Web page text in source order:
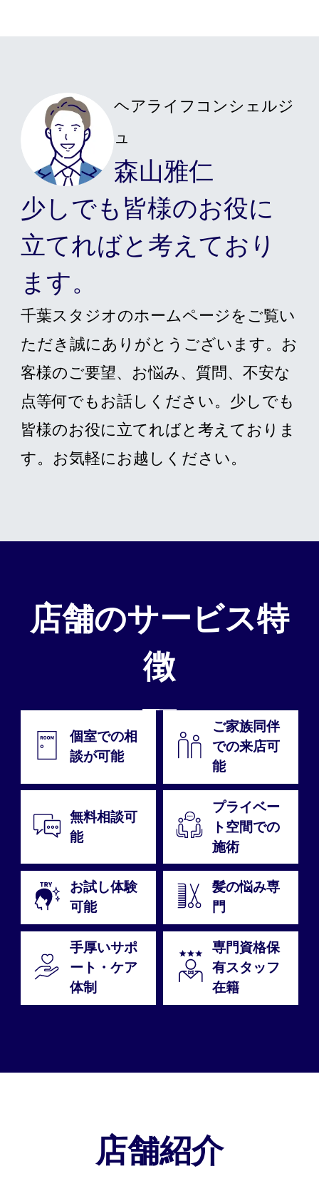
無料相談・お試し体験
料金プラン
スヴェンソンのこだわり
店舗一覧 Q&A 資料請求 WEBカタログ
ヘアライフコンシェルジ
ュ
森山雅仁
少しでも皆様のお役に
立てればと考えており
ます。
千葉スタジオのホームページをご覧い
ただき誠にありがとうございます。お
客様のご要望、お悩み、質問、不安な
点等何でもお話しください。少しでも
皆様のお役に立てればと考えておりま
す。お気軽にお越しください。
店舗のサービス特
徴
個室での相
談が可能
ご家族同伴
での来店可
能
無料相談可
能
プライベー
ト空間での
施術
お試し体験
可能
髪の悩み専
門
手厚いサポ
ート・ケア
体制
専門資格保
有スタッフ
在籍
店舗紹介